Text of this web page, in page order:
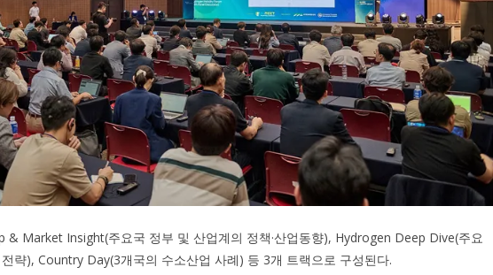
& Market Insight(주요국 정부 및 산업계의 정책·산업동향), Hydrogen Deep Dive(주요
략), Country Day(3개국의 수소산업 사례) 등 3개 트랙으로 구성된다.